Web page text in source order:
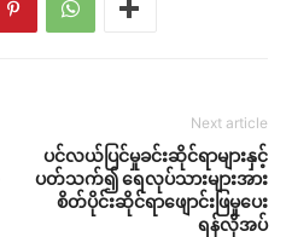
Next article
ပင်လယ်ပြင်မှုခင်းဆိုင်ရာများနှင့်
ပတ်သက်၍ ရေလုပ်သားများအား
စိတ်ပိုင်းဆိုင်ရာဖျောင်းဖြမှုပေး
ရန်လိုအပ်